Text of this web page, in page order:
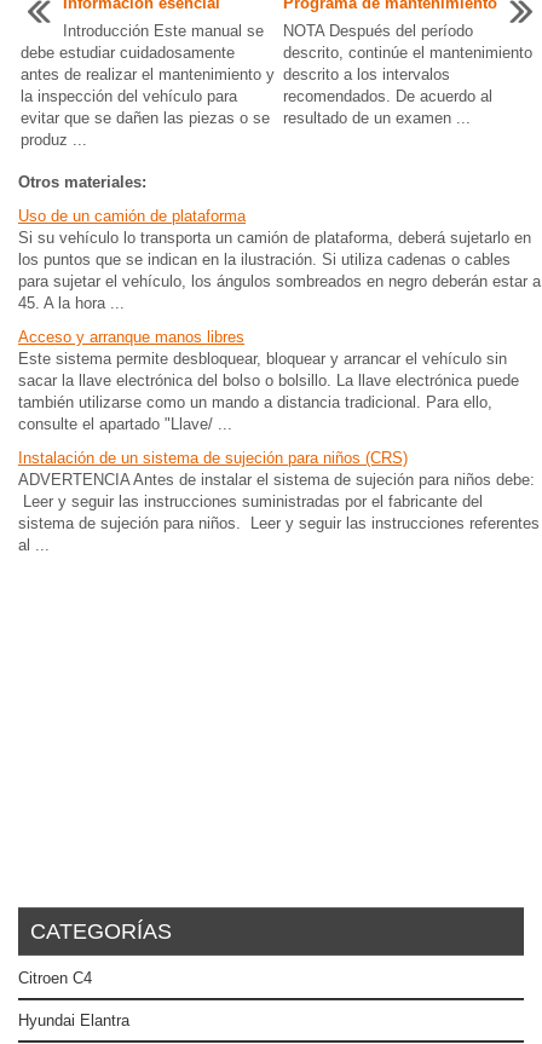
Introducción Este manual se
debe estudiar cuidadosamente
antes de realizar el mantenimiento y
la inspección del vehículo para
evitar que se dañen las piezas o se
produz ...
NOTA Después del período
descrito, continúe el mantenimiento
descrito a los intervalos
recomendados. De acuerdo al
resultado de un examen ...
Otros materiales:
Uso de un camión de plataforma
Si su vehículo lo transporta un camión de plataforma, deberá sujetarlo en
los puntos que se indican en la ilustración. Si utiliza cadenas o cables
para sujetar el vehículo, los ángulos sombreados en negro deberán estar a
45. A la hora ...
Acceso y arranque manos libres
Este sistema permite desbloquear, bloquear y arrancar el vehículo sin
sacar la llave electrónica del bolso o bolsillo. La llave electrónica puede
también utilizarse como un mando a distancia tradicional. Para ello,
consulte el apartado "Llave/ ...
Instalación de un sistema de sujeción para niños (CRS)
ADVERTENCIA Antes de instalar el sistema de sujeción para niños debe:
Leer y seguir las instrucciones suministradas por el fabricante del
sistema de sujeción para niños. Leer y seguir las instrucciones referentes
al ...
CATEGORÍAS
Citroen C4
Hyundai Elantra